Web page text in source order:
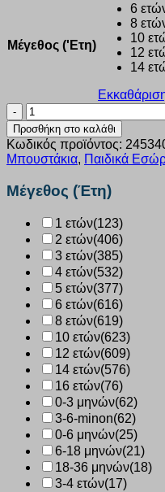
Μέγεθος ('Ετη)
6
8
10
12
14
Κολαν
κοριτσι
joyce
λαδι
2453407
ποσότητα
Προσθήκη στο καλάθι
Κωδικός προϊόντος:
Μπουστάκια, Παιδικά
Μέγεθος (Έτη)
1 ετών(123)
2 ετών(406)
3 ετών(385)
4 ετών(532)
5 ετών(377)
6 ετών(616)
8 ετών(619)
10 ετών(623)
12 ετών(609)
14 ετών(576)
16 ετών(76)
0-3 μηνών(62)
3-6-minon(62)
0-6 μηνών(25)
6-18 μηνών(21)
18-36 μηνών(18)
3-4 ετών(17)